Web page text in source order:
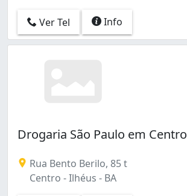
Ver Tel Info
Drogaria São Paulo em Centro
Rua Bento Berilo, 85 t
Centro - Ilhéus - BA